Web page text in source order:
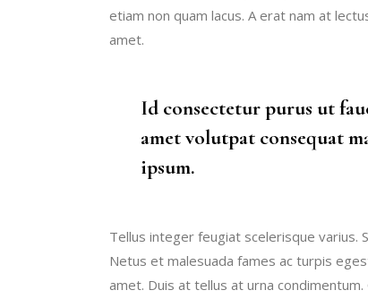
etiam non quam lacus. A erat nam at
amet.
Id consectetur purus ut
amet volutpat consequat
ipsum.
Tellus integer feugiat scelerisque varius.
Netus et malesuada fames ac turpis
amet. Duis at tellus at urna